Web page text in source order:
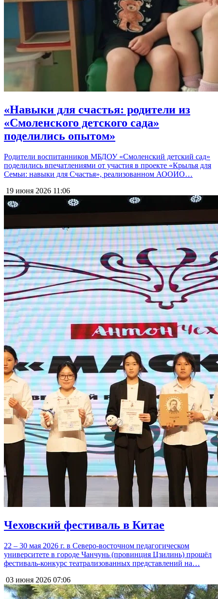
«Навыки для счастья: родители из
«Смоленского детского сада»
поделились опытом»
Родители воспитанников МБДОУ «Смоленский детский сад»
поделились впечатлениями от участия в проекте «Крылья для
Семьи: навыки для Счастья», реализованном АООИО…
19 июня 2026 11:06
Чеховский фестиваль в Китае
22 – 30 мая 2026 г. в Северо-восточном педагогическом
университете в городе Чанчунь (провинция Цзилинь) прошёл
фестиваль-конкурс театрализованных представлений на…
03 июня 2026 07:06